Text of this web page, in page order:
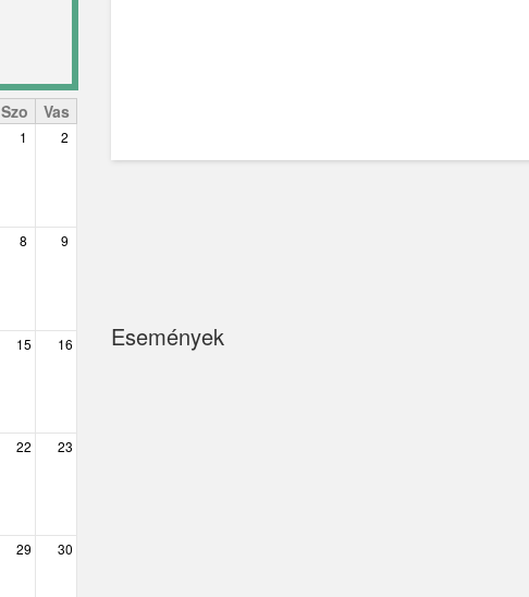
Szo Vas
1 2
8 9
15 16
22 23
29 30
Események